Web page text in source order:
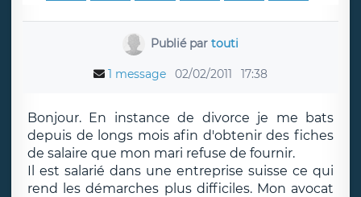
Publié partouti
1 message 02/02/2011 17:38
Bonjour. En instance de divorce je me bats
depuis de longs mois afin d'obtenir des fiches
de salaire que mon mari refuse de fournir.
Il est salarié dans une entreprise suisse ce qui
rend les démarches plus difficiles. Mon avocat